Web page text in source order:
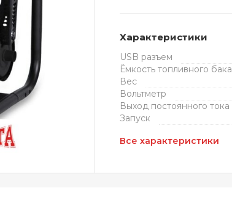
Характеристики
USB разъем
Ёмкость топливного бака
Вес
Вольтметр
Выход постоянного тока
Запуск
Все характеристики